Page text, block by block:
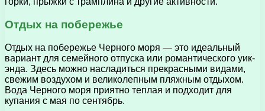
Отдых на побережье
Отдых на побережье Черного моря — это идеальный
вариант для семейного отпуска или романтического уик-
энда. Здесь можно насладиться прекрасными видами,
свежим воздухом и великолепным пляжным отдыхом.
Вода Черного моря приятно теплая и подходит для
купания с мая по сентябрь.